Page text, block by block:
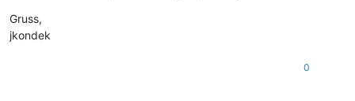
Gruss,
jkondek
0